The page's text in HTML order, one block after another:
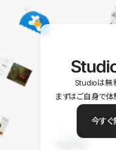
Studioは無
まずはご自身で体
今すぐ